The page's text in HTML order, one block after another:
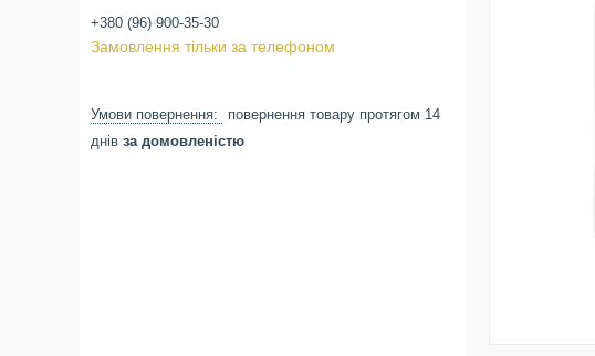
+380 (96) 900-35-30
Замовлення тільки за телефоном
повернення товару протягом 14
днів за домовленістю